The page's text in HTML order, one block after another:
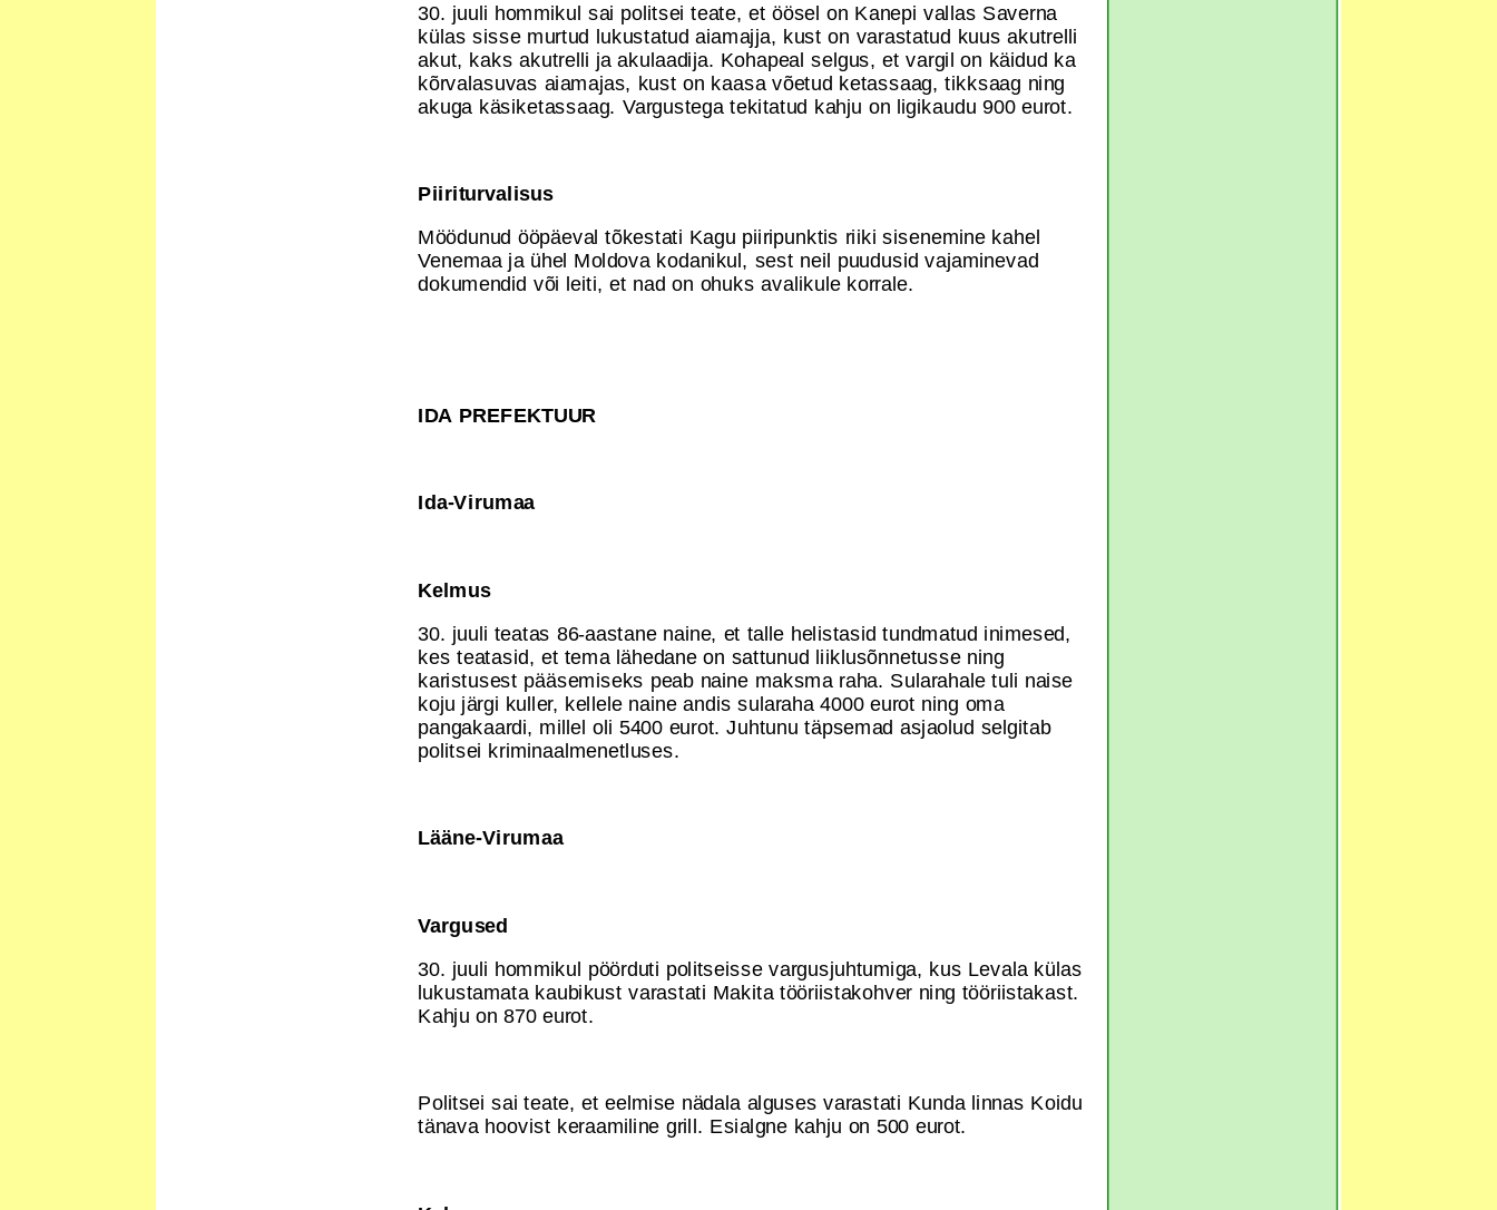
30. juuli hommikul sai politsei teate, et öösel on Kanepi vallas Saverna
külas sisse murtud lukustatud aiamajja, kust on varastatud kuus akutrelli
akut, kaks akutrelli ja akulaadija. Kohapeal selgus, et vargil on käidud ka
kõrvalasuvas aiamajas, kust on kaasa võetud ketassaag, tikksaag ning
akuga käsiketassaag. Vargustega tekitatud kahju on ligikaudu 900 eurot.
Piiriturvalisus
Möödunud ööpäeval tõkestati Kagu piiripunktis riiki sisenemine kahel
Venemaa ja ühel Moldova kodanikul, sest neil puudusid vajaminevad
dokumendid või leiti, et nad on ohuks avalikule korrale.
IDA PREFEKTUUR
Ida-Virumaa
Kelmus
30. juuli teatas 86-aastane naine, et talle helistasid tundmatud inimesed,
kes teatasid, et tema lähedane on sattunud liiklusõnnetusse ning
karistusest pääsemiseks peab naine maksma raha. Sularahale tuli naise
koju järgi kuller, kellele naine andis sularaha 4000 eurot ning oma
pangakaardi, millel oli 5400 eurot. Juhtunu täpsemad asjaolud selgitab
politsei kriminaalmenetluses.
Lääne-Virumaa
Vargused
30. juuli hommikul pöörduti politseisse vargusjuhtumiga, kus Levala külas
lukustamata kaubikust varastati Makita tööriistakohver ning tööriistakast.
Kahju on 870 eurot.
Politsei sai teate, et eelmise nädala alguses varastati Kunda linnas Koidu
tänava hoovist keraamiline grill. Esialgne kahju on 500 eurot.